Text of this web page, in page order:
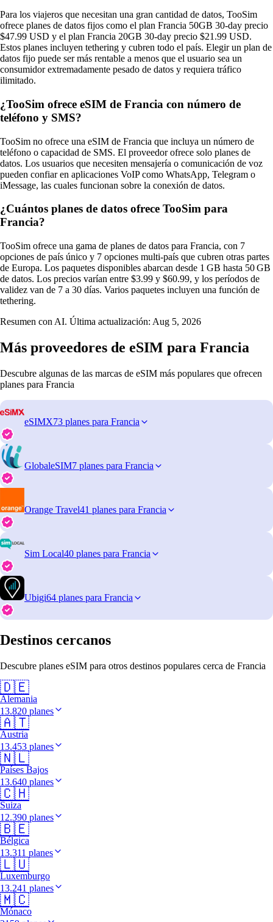
Para los viajeros que necesitan una gran cantidad de datos, TooSim
ofrece planes de datos fijos como el plan Francia 50GB 30‑day precio
$47.99 USD y el plan Francia 20GB 30‑day precio $21.99 USD.
Estos planes incluyen tethering y cubren todo el país. Elegir un plan de
datos fijo puede ser más rentable a menos que el usuario sea un
consumidor extremadamente pesado de datos y requiera tráfico
ilimitado.
¿TooSim ofrece eSIM de Francia con número de
teléfono y SMS?
TooSim no ofrece una eSIM de Francia que incluya un número de
teléfono o capacidad de SMS. El proveedor ofrece solo planes de
datos. Los usuarios que necesiten mensajería o comunicación de voz
pueden confiar en aplicaciones VoIP como WhatsApp, Telegram o
iMessage, las cuales funcionan sobre la conexión de datos.
¿Cuántos planes de datos ofrece TooSim para
Francia?
TooSim ofrece una gama de planes de datos para Francia, con 7
opciones de país único y 7 opciones multi‑país que cubren otras partes
de Europa. Los paquetes disponibles abarcan desde 1 GB hasta 50 GB
de datos. Los precios varían entre $3.99 y $60.99, y los períodos de
validez van de 7 a 30 días. Varios paquetes incluyen una función de
tethering.
Resumen con AI. Última actualización: Aug 5, 2026
Más proveedores de eSIM para Francia
Descubre algunas de las marcas de eSIM más populares que ofrecen
planes para Francia
eSIMX73 planes para Francia
GlobaleSIM7 planes para Francia
Orange Travel41 planes para Francia
Sim Local40 planes para Francia
Ubigi64 planes para Francia
Destinos cercanos
Descubre planes eSIM para otros destinos populares cerca de Francia
🇩🇪
Alemania
13.820 planes
🇦🇹
Austria
13.453 planes
🇳🇱
Países Bajos
13.640 planes
🇨🇭
Suiza
12.390 planes
🇧🇪
Bélgica
13.311 planes
🇱🇺
Luxemburgo
13.241 planes
🇲🇨
Mónaco